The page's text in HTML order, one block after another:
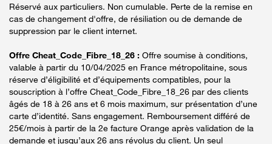
Réservé aux particuliers. Non cumulable. Perte de la remise en
cas de changement d'offre, de résiliation ou de demande de
suppression par le client internet.
Offre Cheat_Code_Fibre_18_26 : Offre soumise à conditions,
valable à partir du 10/04/2025 en France métropolitaine, sous
réserve d’éligibilité et d’équipements compatibles, pour la
souscription à l’offre Cheat_Code_Fibre_18_26 par des clients
âgés de 18 à 26 ans et 6 mois maximum, sur présentation d’une
carte d’identité. Sans engagement. Remboursement différé de
25€/mois à partir de la 2e facture Orange après validation de la
demande et jusqu’aux 26 ans révolus du client. Un seul